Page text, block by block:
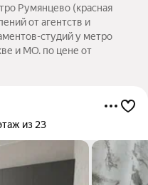
Румянцево (красная
от агентств и
студий у метро
и МО. по цене от
из 23